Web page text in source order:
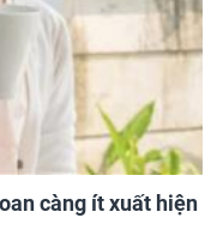
càng ít xuất hiện